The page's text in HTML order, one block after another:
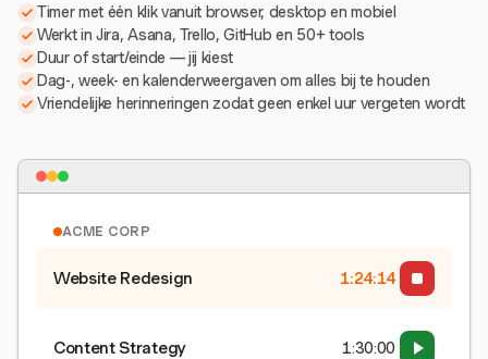
Timer met één klik vanuit browser, desktop en mobiel
Werkt in Jira, Asana, Trello, GitHub en 50+ tools
Duur of start/einde — jij kiest
Dag-, week- en kalenderweergaven om alles bij te houden
Vriendelijke herinneringen zodat geen enkel uur vergeten wordt
ACME CORP
Website Redesign 1:24:15
Content Strategy 1:30:00